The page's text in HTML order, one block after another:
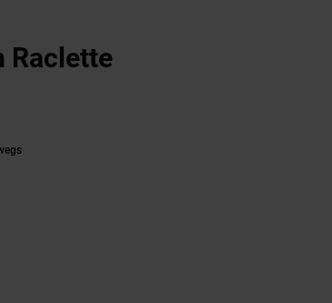
Raclette